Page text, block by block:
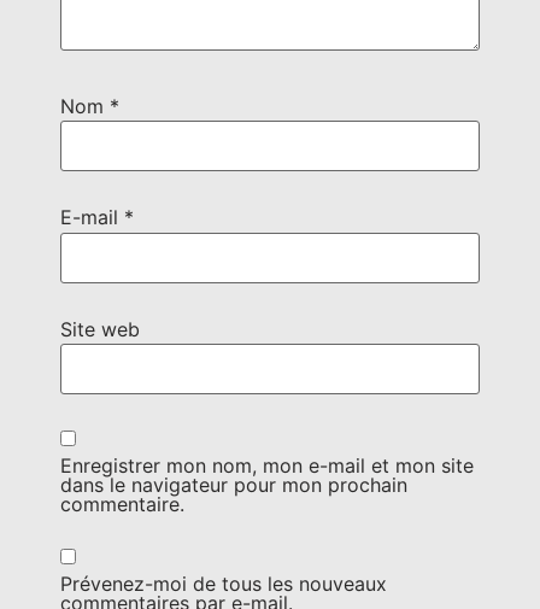
Nom *
E-mail *
Site web
Enregistrer mon nom, mon e-mail et mon site
dans le navigateur pour mon prochain
commentaire.
Prévenez-moi de tous les nouveaux
commentaires par e-mail.